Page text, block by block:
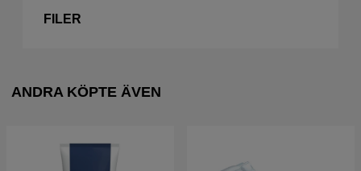
FILER
ANDRA KÖPTE ÄVEN